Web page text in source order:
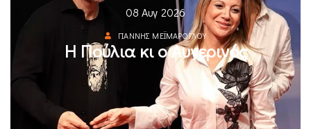
08 Αυγ 2026
ΓΙΆΝΝΗΣ ΜΕΪΜΆΡΟΓΛΟΥ
Η Πούλια κι ο Αυγερινός